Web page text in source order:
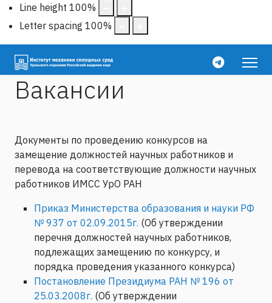
Line height 100%
Letter spacing 100%
Вакансии
Документы по проведению конкурсов на
замещение должностей научных работников и
перевода на соответствующие должности научных
работников ИМСС УрО РАН
Приказ Министерства образования и науки РФ
№ 937 от 02.09.2015г. (Об утверждении
перечня должностей научных работников,
подлежащих замещению по конкурсу, и
порядка проведения указанного конкурса)
Постановление Президиума РАН № 196 от
25.03.2008г. (Об утверждении